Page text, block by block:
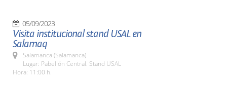
05/09/2023
Visita institucional stand USAL en
Salamaq
Salamanca (Salamanca)
Lugar: Pabellón Central. Stand USAL
Hora: 11:00 h.